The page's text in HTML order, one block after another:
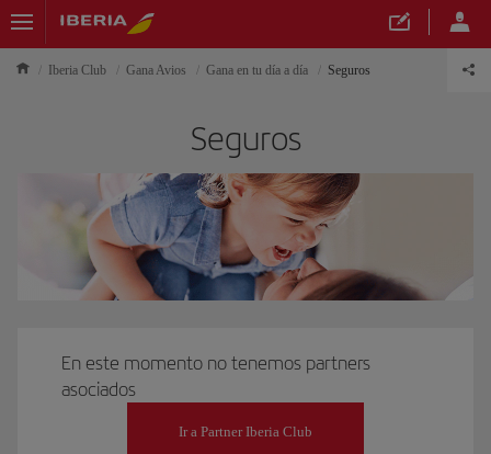
Iberia Club Gana Avios Gana en tu día a día Seguros
Seguros
En este momento no tenemos partners
asociados
Ir a Partner Iberia Club